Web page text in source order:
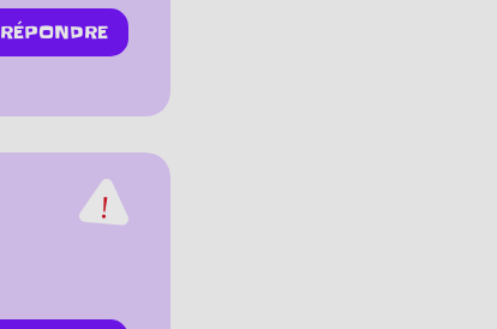
RÉPONDRE